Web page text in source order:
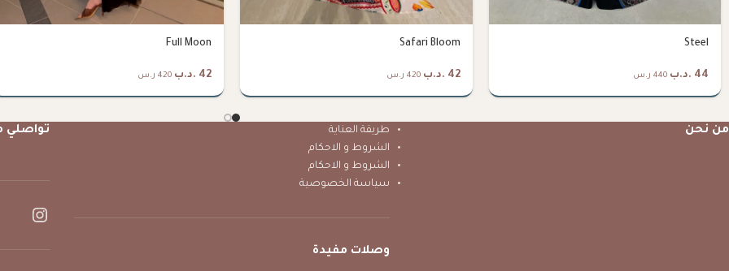
Steel
44 .د.ب 440 ر.س
Safari Bloom
42 .د.ب 420 ر.س
Full Moon
42 .د.ب 420 ر.س
من نحن
طريقة العناية
الشروط و الاحكام
الشروط و الاحكام
سياسة الخصوصية
وصلات مفيدة
تواصلي